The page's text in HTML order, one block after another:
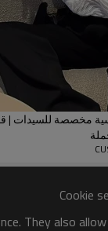
مخصصة للسيدات |
Cookie
They also